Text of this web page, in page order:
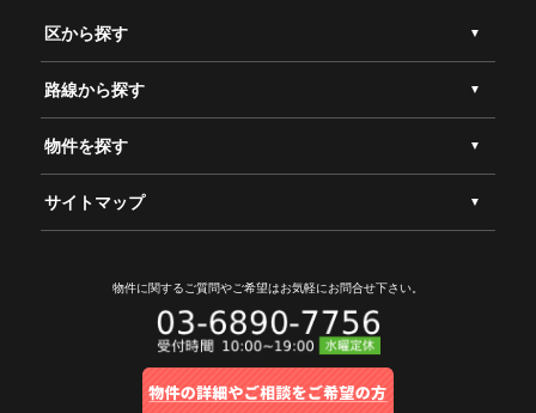
区から探す
路線から探す
物件を探す
サイトマップ
物件に関するご質問やご希望はお気軽にお問合せ下さい。